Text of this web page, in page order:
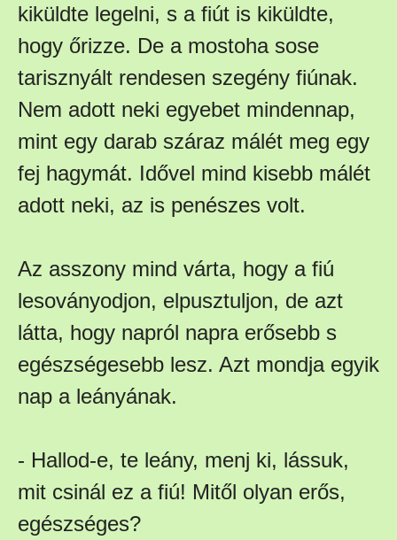
kiküldte legelni, s a fiút is kiküldte,
hogy őrizze. De a mostoha sose
tarisznyált rendesen szegény fiúnak.
Nem adott neki egyebet mindennap,
mint egy darab száraz málét meg egy
fej hagymát. Idővel mind kisebb málét
adott neki, az is penészes volt.
Az asszony mind várta, hogy a fiú
lesoványodjon, elpusztuljon, de azt
látta, hogy napról napra erősebb s
egészségesebb lesz. Azt mondja egyik
nap a leányának.
- Hallod-e, te leány, menj ki, lássuk,
mit csinál ez a fiú! Mitől olyan erős,
egészséges?